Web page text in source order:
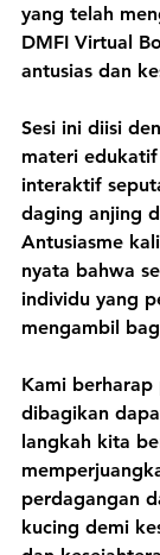
yang telah
DMFI Virtual
antusias dan
Sesi ini diisi
materi
interaktif
daging anjing
Antusiasme
nyata bahwa
individu yang
mengambil
Kami berharap
dibagikan
langkah kita
perdagangan
kucing demi